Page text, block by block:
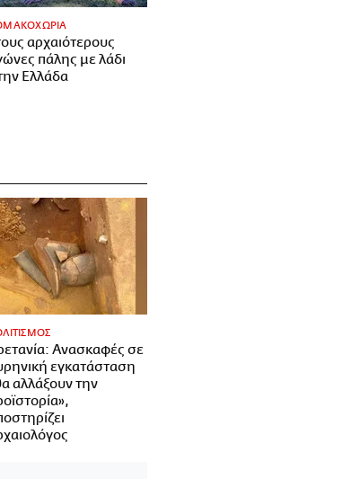
αρχαιότερους
πάλης με λάδι
Ελλάδα
Ανασκαφές σε
εγκατάσταση
αλλάξουν την